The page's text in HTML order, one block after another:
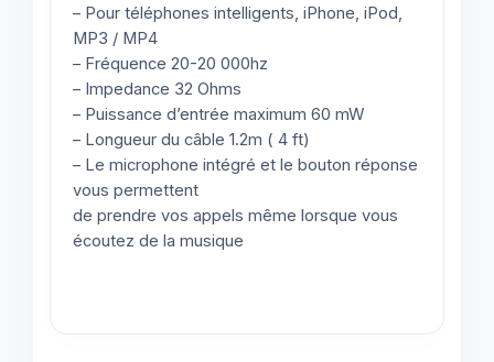
– Pour téléphones intelligents, iPhone, iPod,
MP3 / MP4
– Fréquence 20-20 000hz
– Impedance 32 Ohms
– Puissance d’entrée maximum 60 mW
– Longueur du câble 1.2m ( 4 ft)
– Le microphone intégré et le bouton réponse
vous permettent
de prendre vos appels même lorsque vous
écoutez de la musique